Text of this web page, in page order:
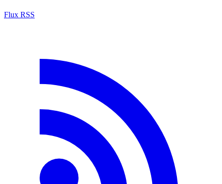
Flux RSS